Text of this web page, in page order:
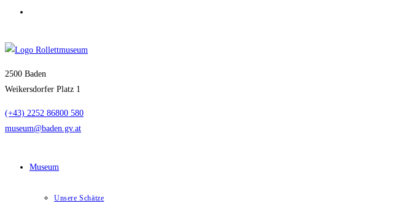
2500 Baden
Weikersdorfer Platz 1
(+43) 2252 86800 580
museum@baden.gv.at
Museum
Unsere Schätze